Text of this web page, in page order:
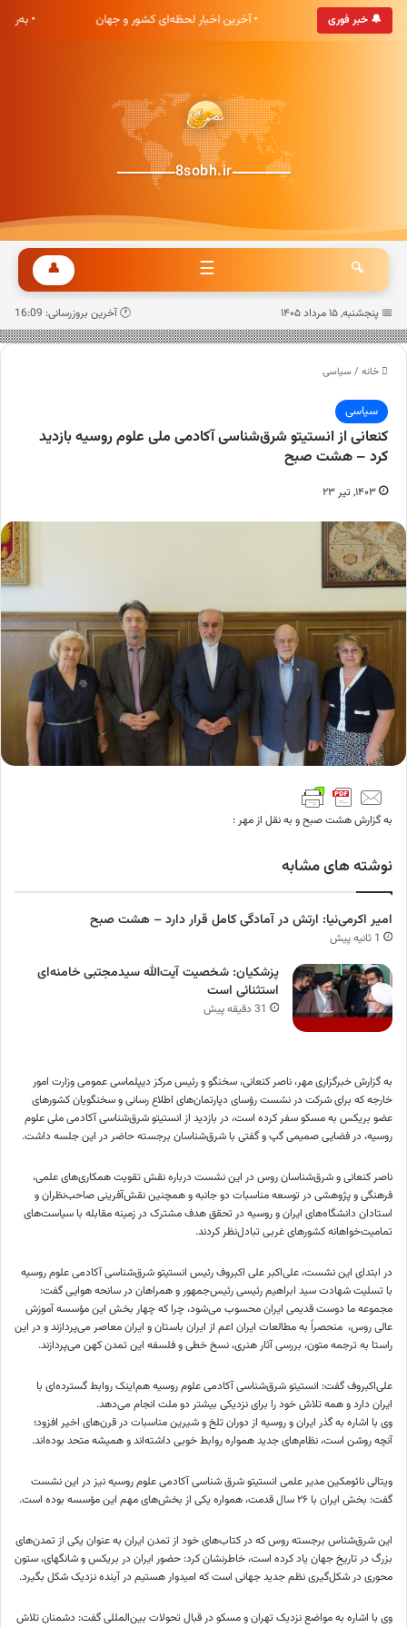
🔔 خبر فوری
صبح خوش آمدید • آخرین اخبار لحظه‌ای کشور و جهان •
8sobh.ir
🔍
☰
👤
📅 پنجشنبه, ۱۵ مرداد ۱۴۰۵ 🕐 آخرین بروزرسانی: 16:09
خانه / سیاسی
سیاسی
کنعانی از انستیتو شرق‌شناسی آکادمی ملی علوم روسیه بازدید
کرد – هشت صبح
۱۴۰۳, تیر ۲۳
به گزارش هشت صبح و به نقل از مهر :
نوشته های مشابه
امیر اکرمی‌نیا: ارتش در آمادگی کامل قرار دارد – هشت صبح
1 ثانیه پیش
پزشکیان: شخصیت آیت‌الله سیدمجتبی خامنه‌ای
استثنائی است
31 دقیقه پیش
به گزارش خبرگزاری مهر، ناصر کنعانی، سخنگو و رئیس مرکز دیپلماسی عمومی وزارت امور
خارجه که برای شرکت در نشست رؤسای دپارتمان‌های اطلاع رسانی و سخنگویان کشورهای
عضو بریکس به مسکو سفر کرده است، در بازدید از انستیتو شرق‌شناسی آکادمی ملی علوم
روسیه، در فضایی صمیمی گپ و گفتی با شرق‌شناسان برجسته حاضر در این جلسه داشت.
ناصر کنعانی و شرق‌شناسان روس در این نشست درباره نقش تقویت همکاری‌های علمی،
فرهنگی و پژوهشی در توسعه مناسبات دو جانبه و همچنین نقش‌آفرینی صاحب‌نظران و
استادان دانشگاه‌های ایران و روسیه در تحقق هدف مشترک در زمینه مقابله با سیاست‌های
تمامیت‌خواهانه کشورهای غربی تبادل‌نظر کردند.
در ابتدای این نشست، علی‌اکبر علی اکبروفرئیس انستیتو شرق‌شناسی آکادمی علوم روسیه
با تسلیت شهادت سید ابراهیم رئیسی رئیس‌جمهور و همراهان در سانحه هوایی گفت: ‌
مجموعه ما دوست قدیمی ایران محسوب می‌شود، چرا که چهار بخش این مؤسسه آموزش
عالی روس، ‌ منحصراً به مطالعات ایران اعم از ایران باستان و ایران معاصر می‌پردازند و در این
راستا به ترجمه متون، بررسی آثار هنری، نسخ خطی و فلسفه این تمدن کهن می‌پردازند.
علی‌اکبروفگفت: انستیتو شرق‌شناسی آکادمی علوم روسیه هم‌اینک روابط گسترده‌ای با
ایران دارد و همه تلاش خود را برای نزدیکی بیشتر دو ملت انجام می‌دهد.
وی با اشاره به گذر ایران و روسیه از دوران تلخ و شیرین مناسبات در قرن‌های اخیر افزود؛
آنچه روشن است، نظام‌های جدید همواره روابط خوبی داشته‌اند و همیشه متحد بوده‌اند.
ویتالینائومکینمدیر علمی انستیتو شرق شناسی آکادمی علوم روسیه نیز در این نشست
گفت: بخش ایران با ۲۶ سال قدمت، همواره یکی از بخش‌های مهم این مؤسسه بوده است.
این شرق‌شناس برجسته روس که در کتاب‌های خود از تمدن ایران به عنوان یکی از تمدن‌های
بزرگ در تاریخ جهان یاد کرده است، خاطرنشان کرد: حضور ایران در بریکسو شانگهای، ستون
محوری در شکل‌گیری نظم جدید جهانی است که امیدوار هستیم در آینده نزدیک شکل بگیرد.
وی با اشاره به مواضع نزدیک تهران و مسکو در قبال تحولات بین‌المللی گفت: دشمنان تلاش